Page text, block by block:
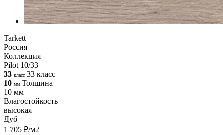
Tarkett
Россия
Коллекция
Pilot 10/33
33 класс 33 класс
10 мм Толщина
10 мм
Влагостойкость
высокая
Дуб
1 705 ₽/м2